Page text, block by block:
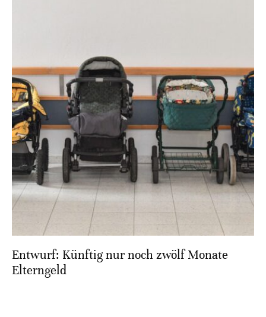
Entwurf: Künftig nur noch zwölf Monate
Elterngeld